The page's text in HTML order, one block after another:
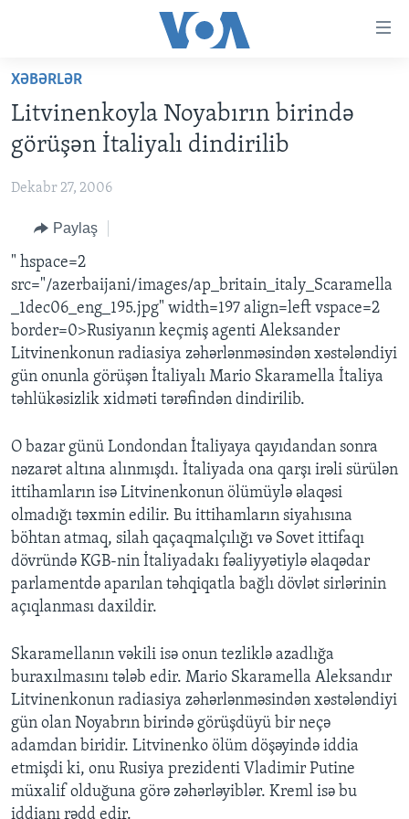
Skip
main
content
Skip
to
Navigation
Skip
to
Search
PROQRAMLAR
DÜNYAYA BAXIŞ
FAKTLAR NƏ DEYIR?
AZƏRBAYCAN
DÜNYA
UKRAYNA BÖHRANI
İSRAIL-HƏMAS MÜNAQIŞƏSI
ABŞ
ABŞ SEÇKILƏRI 2024
İRAN AZƏRBAYCANI
VIDEOLAR
MEDIA AZADLIĞI
BAŞ MƏQALƏ
LEARNING ENGLISH
BIZI IZLƏYIN
Dillər
XƏBƏRLƏR
Litvinenkoyla Noyabırın birində
görüşən İtaliyalı dindirilib
Dekabr 27, 2006
Paylaş
" hspace=2
src="/azerbaijani/images/ap_britain_italy_Scaramella
_1dec06_eng_195.jpg" width=197 align=left vspace=2
border=0>Rusiyanın keçmiş agenti Aleksander
Litvinenkonun radiasiya zəhərlənməsindən xəstələndiyi
gün onunla görüşən İtaliyalı Mario Skaramella İtaliya
təhlükəsizlik xidməti tərəfindən dindirilib.
O bazar günü Londondan İtaliyaya qayıdandan sonra
nəzarət altına alınmışdı. İtaliyada ona qarşı irəli sürülən
ittihamların isə Litvinenkonun ölümüylə əlaqəsi
olmadığı təxmin edilir. Bu ittihamların siyahısına
böhtan atmaq, silah qaçaqmalçılığı və Sovet ittifaqı
dövründə KGB-nin İtaliyadakı fəaliyyətiylə əlaqədar
parlamentdə aparılan təhqiqatla bağlı dövlət sirlərinin
açıqlanması daxildir.
Skaramellanın vəkili isə onun tezliklə azadlığa
buraxılmasını tələb edir. Mario Skaramella Aleksandır
Litvinenkonun radiasiya zəhərlənməsindən xəstələndiyi
gün olan Noyabrın birində görüşdüyü bir neçə
adamdan biridir. Litvinenko ölüm döşəyində iddia
etmişdi ki, onu Rusiya prezidenti Vladimir Putine
müxalif olduğuna görə zəhərləyiblər. Kreml isə bu
iddianı rədd edir.